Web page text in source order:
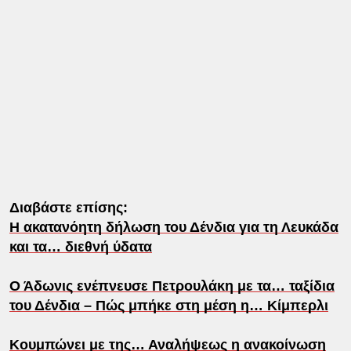
Διαβάστε επίσης:
Η ακατανόητη δήλωση του Δένδια για τη Λευκάδα
και τα… διεθνή ύδατα
Ο Άδωνις ενέπνευσε Πετρουλάκη με τα… ταξίδια
του Δένδια – Πώς μπήκε στη μέση η… Κίμπερλι
Κουμπώνει με της… Αναλήψεως η ανακοίνωση